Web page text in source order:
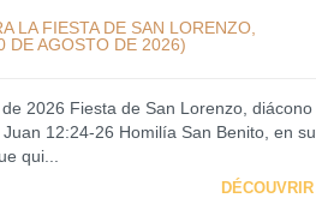
LA FIESTA DE SAN LORENZO,
DE AGOSTO DE 2026)
2026 Fiesta de San Lorenzo, diácono
12:24-26 Homilía San Benito, en su
qui...
DÉCOUVRIR